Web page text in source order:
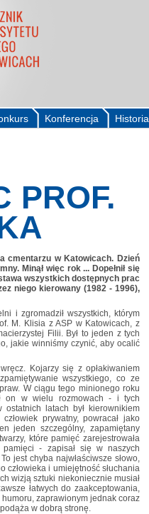
Historia
Konferencja
PROF.
cmentarzu w Katowicach. Dzień
Minął więc rok ... Dopełnił się
wszystkich dostępnych prac
niego kierowany (1982 - 1996),
i zgromadził wszystkich, którym
M. Klisia z ASP w Katowicach, z
Filii. Był to jeden z tych
jakie winniśmy czynić, aby ocalić
Kojarzy się z opłakiwaniem
wszystkiego, co ze
W ciągu tego minionego roku
on w wielu rozmowach - i tych
ostatnich latach był kierownikiem
prywatny, powracał jako
jeden szczególny, zapamiętany
które pamięć zarejestrowała
- zapisał się w naszych
jest chyba najwłaściwsze słowo,
człowieka i umiejętność słuchania
wizją sztuki niekoniecznie musiał
łatwych do zaakceptowania,
humoru, zaprawionym jednak coraz
w dobrą stronę.